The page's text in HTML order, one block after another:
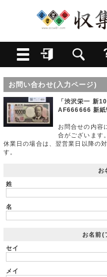
お問い合わせ(入力ページ)
「渋沢栄一 新
AF666666 新紙
お問合せの内容
合がございます。
休業日の場合は、翌営業日以降の
す。
お
姓
名
お名前(
セイ
メイ